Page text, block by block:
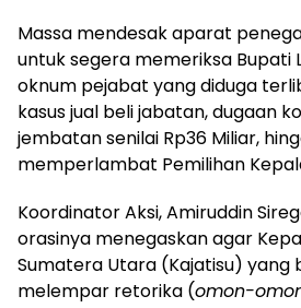
Massa mendesak aparat
untuk segera memeriksa Bupati
oknum pejabat yang diduga
kasus jual beli jabatan, dugaan
jembatan senilai Rp36 Miliar,
memperlambat Pemilihan
Koordinator Aksi, Amiruddin
orasinya menegaskan agar
Sumatera Utara (Kajatisu) yang
melempar retorika (omon-